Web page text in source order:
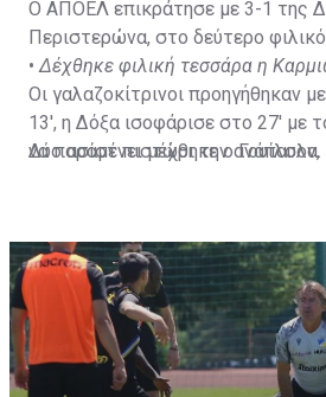
Ο ΑΠΟΕΛ επικράτησε με 3-1 της
Περιστερώνα, στο δεύτερο
•Δέχθηκε φιλική τεσσάρα η
Οι γαλαζοκίτρινοι προηγήθηκαν
13', η Δόξα ισοφάρισε στο 27' με
να παραμένει μέχρι την
Δύο ασίστ πιστώθηκε ο Γουίλσον,